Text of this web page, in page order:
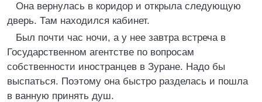
Она вернулась в коридор и открыла следующую
дверь. Там находился кабинет.
Был почти час ночи, а у нее завтра встреча в
Государственном агентстве по вопросам
собственности иностранцев в Зуране. Надо бы
выспаться. Поэтому она быстро разделась и пошла
в ванную принять душ.